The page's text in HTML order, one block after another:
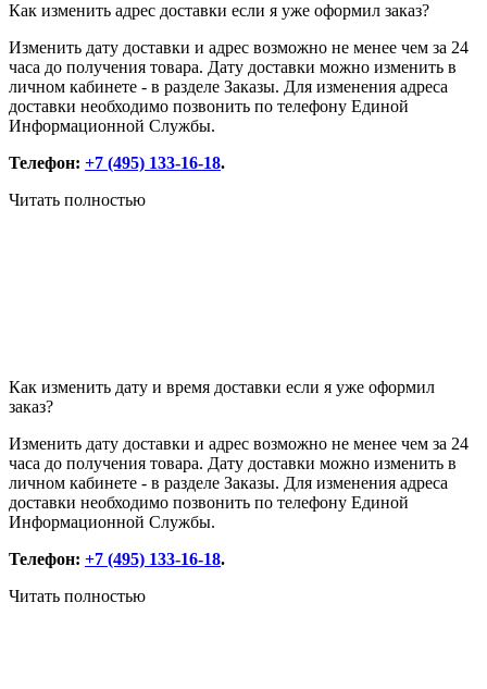
Как изменить адрес доставки если я уже оформил заказ?
Изменить дату доставки и адрес возможно не менее чем за 24
часа до получения товара. Дату доставки можно изменить в
личном кабинете - в разделе Заказы. Для изменения адреса
доставки необходимо позвонить по телефону Единой
Информационной Службы.
Телефон: +7 (495) 133-16-18.
Читать полностью
Как изменить дату и время доставки если я уже оформил
заказ?
Изменить дату доставки и адрес возможно не менее чем за 24
часа до получения товара. Дату доставки можно изменить в
личном кабинете - в разделе Заказы. Для изменения адреса
доставки необходимо позвонить по телефону Единой
Информационной Службы.
Телефон: +7 (495) 133-16-18.
Читать полностью